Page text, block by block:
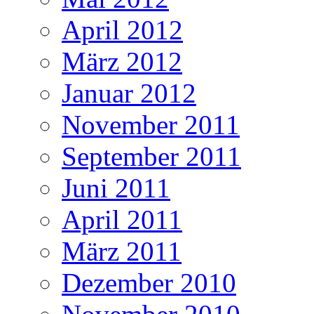
April 2012
März 2012
Januar 2012
November 2011
September 2011
Juni 2011
April 2011
März 2011
Dezember 2010